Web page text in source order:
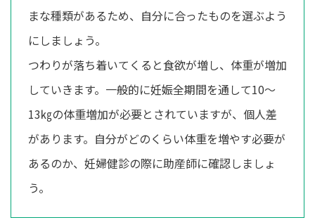
まな種類があるため、自分に合ったものを選ぶよう
にしましょう。
つわりが落ち着いてくると食欲が増し、体重が増加
していきます。一般的に妊娠全期間を通して10～
13㎏の体重増加が必要とされていますが、個人差
があります。自分がどのくらい体重を増やす必要が
あるのか、妊婦健診の際に助産師に確認しましょ
う。